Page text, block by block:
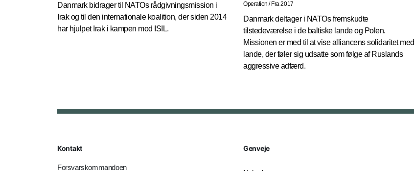
Danmark bidrager til NATOs rådgivningsmission i
Irak og til den internationale koalition, der siden 2014
har hjulpet Irak i kampen mod ISIL.
Operation / Fra 2017
Danmark deltager i NATOs fremskudte
tilstedeværelse i de baltiske lande og Polen.
Missionen er med til at vise alliancens solidaritet med
lande, der føler sig udsatte som følge af Ruslands
aggressive adfærd.
Kontakt
Forsvarskommandoen
Genveje